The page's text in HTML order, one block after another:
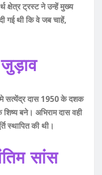
क्षेत्र ट्रस्ट ने उन्हें मुख्य
गई थी कि वे जब चाहें,
सत्येंद्र दास 1950 के दशक
बने। अभिराम दास वही
स्थापित की थी।
सांस